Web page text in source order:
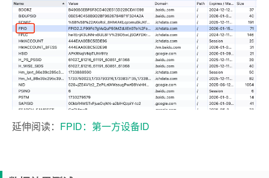
延伸阅读： FPID：第一方设备ID